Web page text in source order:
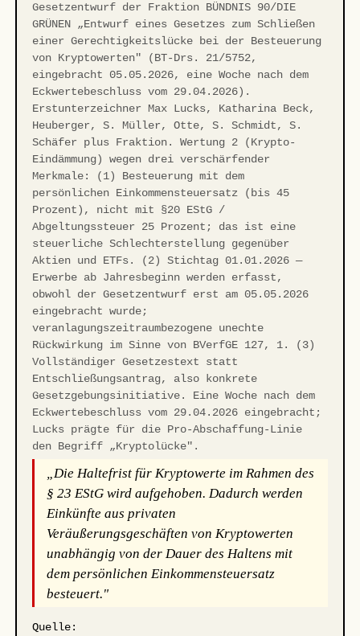
Gesetzentwurf der Fraktion BÜNDNIS 90/DIE
GRÜNEN „Entwurf eines Gesetzes zum Schließen
einer Gerechtigkeitslücke bei der Besteuerung
von Kryptowerten" (BT-Drs. 21/5752,
eingebracht 05.05.2026, eine Woche nach dem
Eckwertebeschluss vom 29.04.2026).
Erstunterzeichner Max Lucks, Katharina Beck,
Heuberger, S. Müller, Otte, S. Schmidt, S.
Schäfer plus Fraktion. Wertung 2 (Krypto-
Eindämmung) wegen drei verschärfender
Merkmale: (1) Besteuerung mit dem
persönlichen Einkommensteuersatz (bis 45
Prozent), nicht mit §20 EStG /
Abgeltungssteuer 25 Prozent; das ist eine
steuerliche Schlechterstellung gegenüber
Aktien und ETFs. (2) Stichtag 01.01.2026 —
Erwerbe ab Jahresbeginn werden erfasst,
obwohl der Gesetzentwurf erst am 05.05.2026
eingebracht wurde;
veranlagungszeitraumbezogene unechte
Rückwirkung im Sinne von BVerfGE 127, 1. (3)
Vollständiger Gesetzestext statt
Entschließungsantrag, also konkrete
Gesetzgebungsinitiative. Eine Woche nach dem
Eckwertebeschluss vom 29.04.2026 eingebracht;
Lucks prägte für die Pro-Abschaffung-Linie
den Begriff „Kryptolücke".
„Die Haltefrist für Kryptowerte im Rahmen des
§ 23 EStG wird aufgehoben. Dadurch werden
Einkünfte aus privaten
Veräußerungsgeschäften von Kryptowerten
unabhängig von der Dauer des Haltens mit
dem persönlichen Einkommensteuersatz
besteuert."
Quelle: